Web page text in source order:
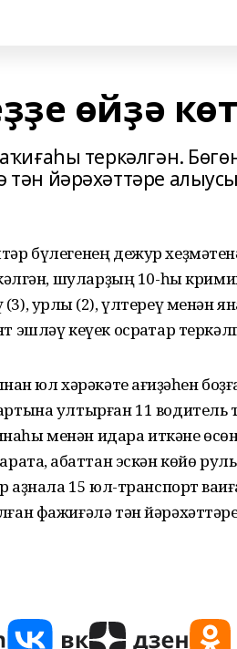
өйҙә
теркәлгән.
тән йәрәхәттәре
бүлегенең дежур
шуларҙың 10-һы
урлыҡ (2), үлтереү менән
эшләү кеүек осраҡтар
хәрәкәте ҡағиҙәһен
ултырған 11 водитель
менән идара иткәне
ҡабаттан эскән көйө
аҙнала 15 юл-транспорт
фажиғәлә тән